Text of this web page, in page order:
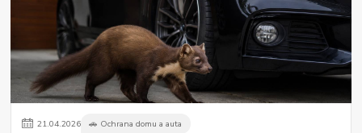
21.04.2026 🚗 Ochrana domu a auta